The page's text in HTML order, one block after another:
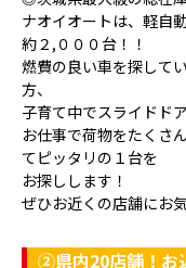
ナオイオートは、軽自
約２,０００台！！
燃費の良い車を探して
方、
子育て中でスライドド
お仕事で荷物をたくさ
てピッタリの１台を
お探しします！
ぜひお近くの店舗にお
②県内20店舗！お